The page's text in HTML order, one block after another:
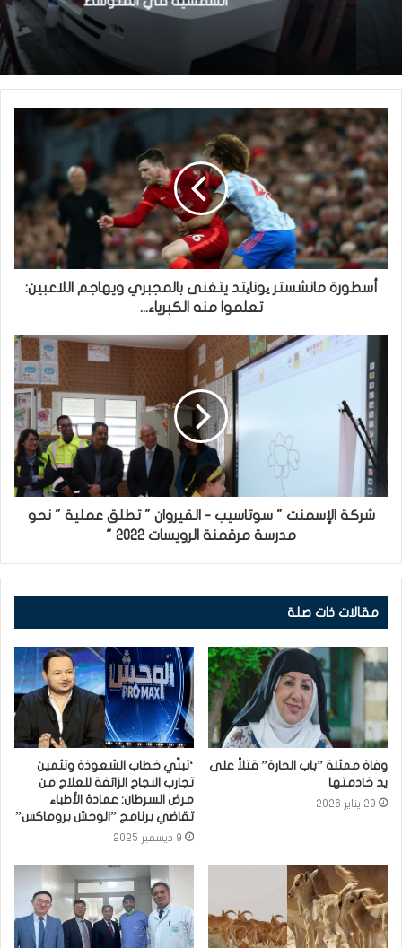
أسطورة مانشستر یونایتد يتغنى بالمجبري ويهاجم اللاعبين:
تعلموا منه الكبرياء...
شركة الإسمنت " سوتاسيب - القيروان " تطلق عملية " نحو
مدرسة مرقمنة الرويسات 2022 "
مقالات ذات صلة
وفاة ممثلة ”باب الحارة” قتلاً على
يد خادمتها⁩
29 يناير 2026
‘تبنّي خطاب الشعوذة وتثمين
تجارب النجاح الزائفة للعلاج من
مرض السرطان: عمادة الأطباء
تقاضي برنامج ”الوحش بروماكس”
9 ديسمبر 2025